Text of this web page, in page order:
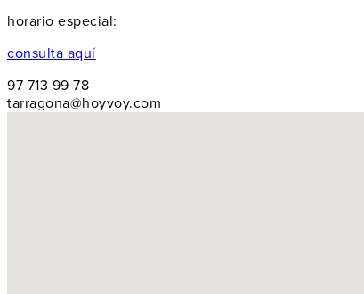
horario especial:
consulta aquí
97 713 99 78
tarragona@hoyvoy.com